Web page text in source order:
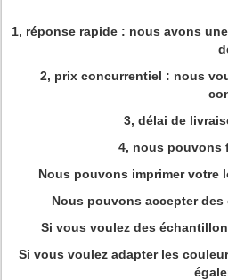
1, réponse rapide : nous avons
2, prix concurrentiel : nous
3, délai de
4, nous pouvons
Nous pouvons imprimer votre
Nous pouvons accepter des
Si vous voulez des
Si vous voulez adapter les